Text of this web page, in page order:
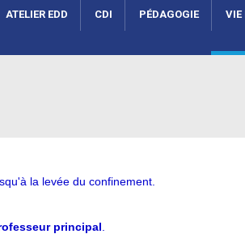
ATELIER EDD CDI PÉDAGOGIE VIE
la levée du confinement.
principal